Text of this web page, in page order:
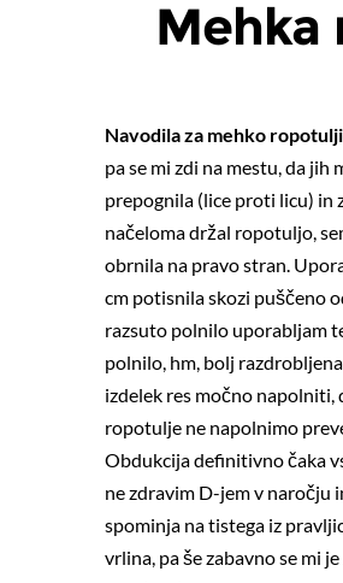
Mehka
Navodila za mehko
pa se mi zdi na mestu, da
prepognila (lice proti licu) in
načeloma držal ropotuljo,
obrnila na pravo stran.
cm potisnila skozi puščeno
razsuto polnilo uporabljam
polnilo, hm, bolj
izdelek res močno napolniti,
ropotulje ne napolnimo
Obdukcija definitivno čaka
ne zdravim D-jem v naročju
spominja na tistega iz
vrlina, pa še zabavno se mi